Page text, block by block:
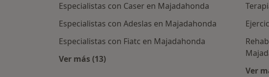
Especialistas con Caser en Majadahonda
Especialistas con Adeslas en Majadahonda
Especialistas con Fiatc en Majadahonda
Ver más (13)
Más en esta categoría: Aseguradoras en
Ver